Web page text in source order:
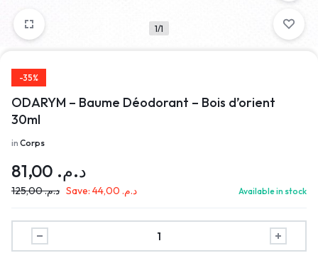
1/1
-35%
ODARYM – Baume Déodorant – Bois d’orient
30ml
in Corps
د.م.
د.م.125,00 Save: د.م. Available in stock